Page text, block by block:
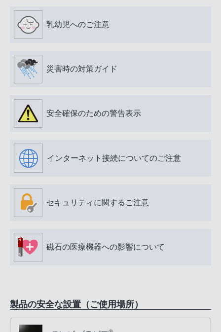
乳幼児へのご注意
災害時の対策ガイド
安全確保のための警告表示
インターネット接続についてのご注意
セキュリティに関するご注意
磁石の医療機器への影響について
製品の安全な設置（ご使用場所）